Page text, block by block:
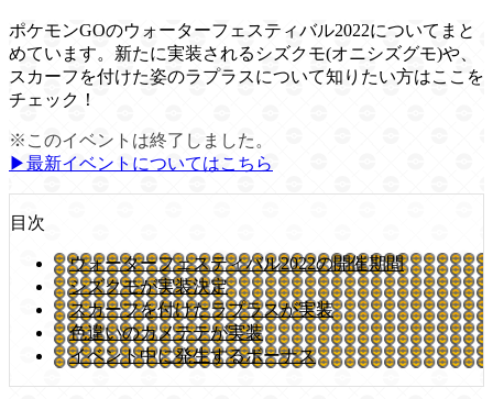
ポケモンGOのウォーターフェスティバル2022についてまと
めています。新たに実装されるシズクモ(オニシズグモ)や、
スカーフを付けた姿のラプラスについて知りたい方はここを
チェック！
※このイベントは終了しました。
▶︎最新イベントについてはこちら
目次
ウォーターフェスティバル2022の開催期間
シズクモが実装決定
スカーフを付けたラプラスが実装
色違いのカメテテが実装
イベント中に発生するボーナス